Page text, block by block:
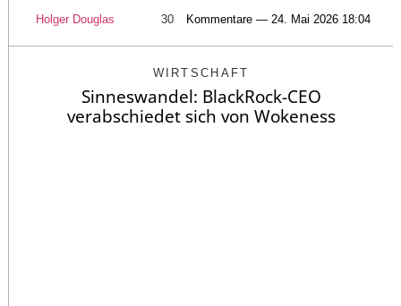
Holger Douglas 30 Kommentare — 24. Mai 2026 18:04
WIRTSCHAFT
Sinneswandel: BlackRock-CEO
verabschiedet sich von Wokeness